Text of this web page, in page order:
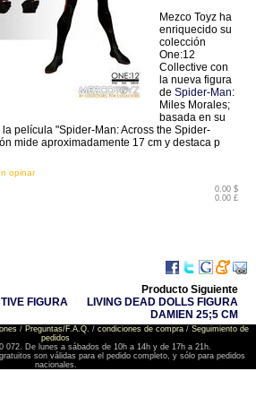
Mezco Toyz ha
enriquecido su
colección
One:12
Collective con
la nueva figura
de Spider-Man:
Miles Morales;
basada en su
película "Spider-Man: Across the Spider-
mide aproximadamente 17 cm y destaca p
opinar
0.00 $
0.00 £
FIGURA
Producto Siguiente
LIVING DEAD DOLLS FIGURA
DAMIEN 25;5 CM
/ Preguntas/F.A.Q. / condiciones de compra/ Seguimiento de
pedidos
072. De lunes a sábados de 10h a 14h y de 17h a 21h.
son válidas para el pedido completo, y sólo para pedidos
nacionales.